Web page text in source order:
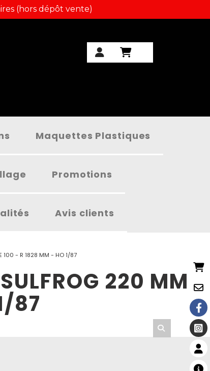
(hors dépôt vente)
Maquettes Plastiques
Promotions
Avis clients
100 - R 1828 MM - HO 1/87
220 MM
87